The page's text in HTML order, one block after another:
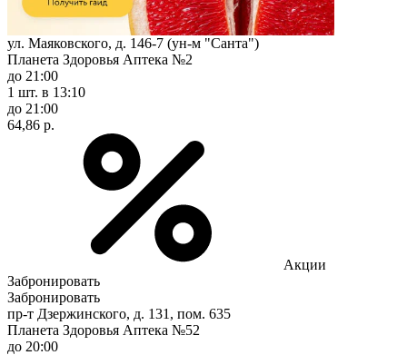
ул. Маяковского, д. 146-7 (ун-м "Санта")
Планета Здоровья Аптека №2
до 21:00
1 шт. в 13:10
до 21:00
64,86 р.
Акции
Забронировать
Забронировать
пр-т Дзержинского, д. 131, пом. 635
Планета Здоровья Аптека №52
до 20:00